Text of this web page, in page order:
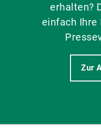
erhalten?
einfach Ihre
Zur